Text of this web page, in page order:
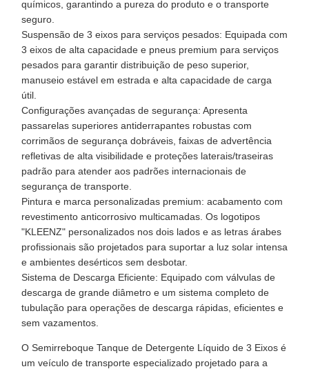
químicos, garantindo a pureza do produto e o transporte
seguro.
Suspensão de 3 eixos para serviços pesados: Equipada com
3 eixos de alta capacidade e pneus premium para serviços
pesados ​​para garantir distribuição de peso superior,
manuseio estável em estrada e alta capacidade de carga
útil.
Configurações avançadas de segurança: Apresenta
passarelas superiores antiderrapantes robustas com
corrimãos de segurança dobráveis, faixas de advertência
refletivas de alta visibilidade e proteções laterais/traseiras
padrão para atender aos padrões internacionais de
segurança de transporte.
Pintura e marca personalizadas premium: acabamento com
revestimento anticorrosivo multicamadas. Os logotipos
"KLEENZ" personalizados nos dois lados e as letras árabes
profissionais são projetados para suportar a luz solar intensa
e ambientes desérticos sem desbotar.
Sistema de Descarga Eficiente: Equipado com válvulas de
descarga de grande diâmetro e um sistema completo de
tubulação para operações de descarga rápidas, eficientes e
sem vazamentos.
O Semirreboque Tanque de Detergente Líquido de 3 Eixos é
um veículo de transporte especializado projetado para a